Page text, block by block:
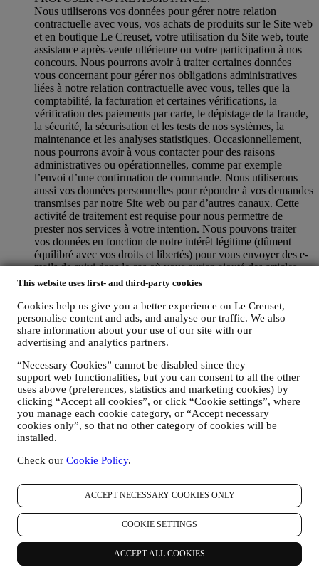
This website uses first- and third-party cookies
Cookies help us give you a better experience on Le Creuset,
personalise content and ads, and analyse our traffic. We also
share information about your use of our site with our
advertising and analytics partners.
“Necessary Cookies” cannot be disabled since they
support web functionalities, but you can consent to all the other
uses above (preferences, statistics and marketing cookies) by
clicking “Accept all cookies”, or click “Cookie settings”, where
you manage each cookie category, or “Accept necessary
cookies only”, so that no other category of cookies will be
installed.
Check our Cookie Policy.
ACCEPT NECESSARY COOKIES ONLY
COOKIE SETTINGS
ACCEPT ALL COOKIES
Nous utiliserons vos données pour gérer notre relation
contractuelle avec vous, vos achats de produits sur le Site web
et en boutique Le Creuset, votre utilisation du Site web, toute
assistance après-vente ultérieure ou votre participation à nos
concours. Nous pourrons avoir à traiter certaines données
vous concernant pour gérer nos obligations administratives
liées à notre relation contractuelle avec vous, telles que la
comptabilité, la facturation et certaines vérifications, la
vérification des paiements par carte, le dépistage de la fraude,
la sécurité, la sécurisation et les tests de nos systèmes, la
maintenance et les analyses statistiques. Occasionnellement,
nous pourrons avoir à vous contacter pour des raisons
administratives ou opérationnelles, comme par exemple
l’envoi d’une confirmation de commande. Nous utiliserons
aussi vos données personnelles pour répondre à vos demandes
transmises par notre Site web ou par d’autres canaux. Cette
activité de traitement est requise pour nous permettre de
prester nos services à votre intention. Nous pouvons traiter
vos données en fonction de notre intérêt légitime (dûment
équilibré avec vos droits et libertés) pour vous envoyer des e-
mails de suivi dans le cas où vous auriez ajouté des articles
dans votre panier sans finaliser votre achat en ligne. Si vous
communication de suivi ne sera envoyée.
POUR VOUS INFORMER À PROPOS DES
NOUVELLES ET OFFRES CONCERNANT LES
PRODUITS LE CREUSET
exemple en souscrivant à notre lettre d’information au
moment de créer un compte sur le Site web), nous vous ferons
parvenir des communications de marketing personnalisées et
des nouvelles concernant les initiatives lancées par Le Creuset
et promues par les filiales de son groupe, ou par ses affiliés et
partenaires locaux, ceci en fonction de vos préférences. Nous
sociaux, mais aussi en utilisant des moyens automatisés. De
aux ouvertures de nouveaux magasins, aux événements
exclusifs, concours, enquêtes et démonstrations organisés par
Le Creuset ou à des offres spéciales qui pourraient vous
intéresser. Ces communications pourront être sélectionnées ou
rédigées spécialement à votre intention, sur base de données
vous concernant, telles que votre situation géographique,